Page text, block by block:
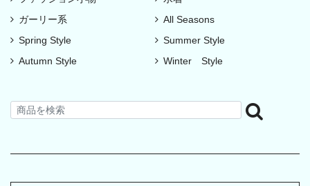
ガーリー系
All Seasons
Spring Style
Summer Style
Autumn Style
Winter Style